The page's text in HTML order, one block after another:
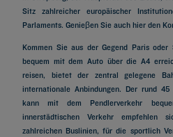
Sitz zahlreicher europäischer
Parlaments. Genieβen Sie auch hier den
Kommen Sie aus der Gegend Paris
bequem mit dem Auto über die A4
reisen, bietet der zentral gelegene
internationale Anbindungen. Der rund
kann mit dem Pendlerverkehr
innerstädtischen Verkehr empfehlen
zahlreichen Buslinien, für die sportlich